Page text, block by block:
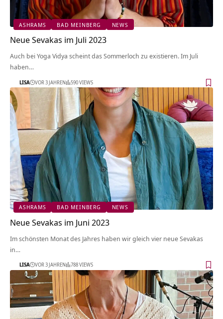
ASHRAMS BAD MEINBERG NEWS
Neue Sevakas im Juli 2023
Auch bei Yoga Vidya scheint das Sommerloch zu existieren. Im Juli
haben…
LISA VOR 3 JAHREN 590 VIEWS
ASHRAMS BAD MEINBERG NEWS
Neue Sevakas im Juni 2023
Im schönsten Monat des Jahres haben wir gleich vier neue Sevakas
in…
LISA VOR 3 JAHREN 788 VIEWS